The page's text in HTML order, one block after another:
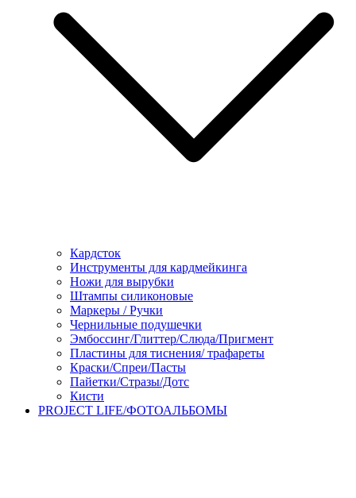
Кардсток
Инструменты для кардмейкинга
Ножи для вырубки
Штампы силиконовые
Маркеры / Ручки
Чернильные подушечки
Эмбоссинг/Глиттер/Слюда/Пригмент
Пластины для тиснения/ трафареты
Краски/Спреи/Пасты
Пайетки/Стразы/Дотс
Кисти
PROJECT LIFE/ФОТОАЛЬБОМЫ